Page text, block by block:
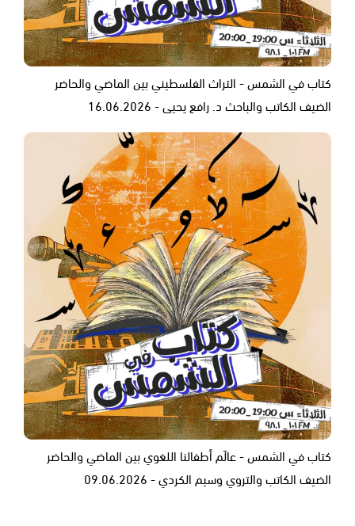
كتاب في الشمس - التراث الفلسطيني بين الماضي والحاضر
الضيف الكاتب والباحث د. رافع يحيى - 16.06.2026
كتاب في الشمس - عالَم أطفالنا اللغوي بين الماضي والحاضر
الضيف الكاتب والتروي وسيم الكردي - ‎09.06.2026